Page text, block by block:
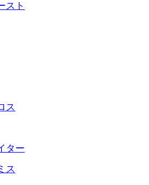
スト
ス
ター
ス